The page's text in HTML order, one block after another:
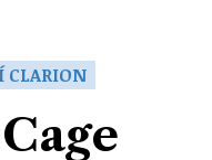
CLARION